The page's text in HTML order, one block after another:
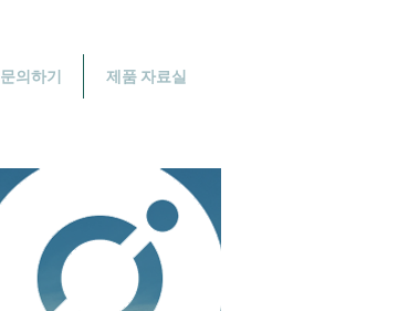
문의하기 제품 자료실